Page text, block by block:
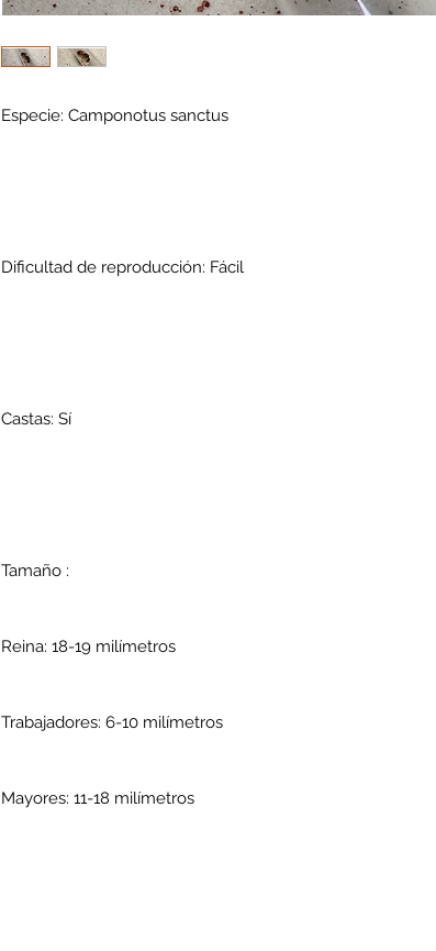
Especie: Camponotus sanctus
Dificultad de reproducción: Fácil
Castas: Sí
Tamaño :
Reina: 18-19 milímetros
Trabajadores: 6-10 milímetros
Mayores: 11-18 milímetros